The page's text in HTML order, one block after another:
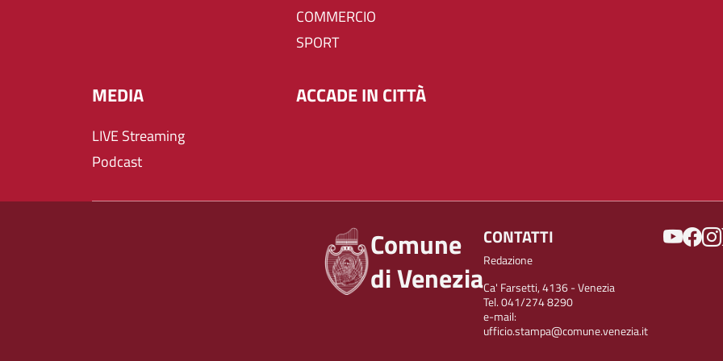
COMMERCIO
SPORT
MEDIA
LIVE Streaming
Podcast
ACCADE IN CITTÀ
Comune
di Venezia
CONTATTI
Redazione
Ca' Farsetti, 4136 - Venezia
Tel. 041/274 8290
e-mail:
ufficio.stampa@comune.venezia.it